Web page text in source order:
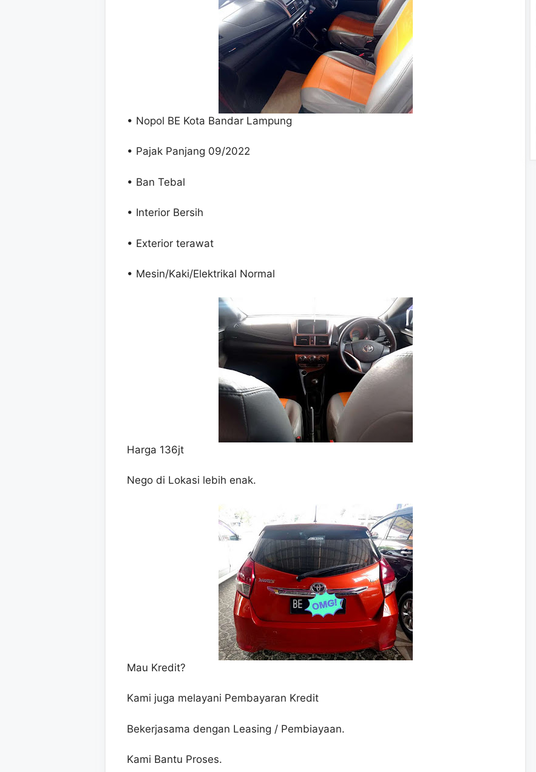
• Nopol BE Kota Bandar Lampung
• Pajak Panjang 09/2022
• Ban Tebal
• Interior Bersih
• Exterior terawat
• Mesin/Kaki/Elektrikal Normal
Harga 136jt
Nego di Lokasi lebih enak.
Mau Kredit?
Kami juga melayani Pembayaran Kredit
Bekerjasama dengan Leasing / Pembiayaan.
Kami Bantu Proses.